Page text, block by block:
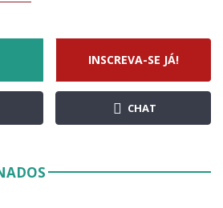
INSCREVA-SE JÁ!
CHAT